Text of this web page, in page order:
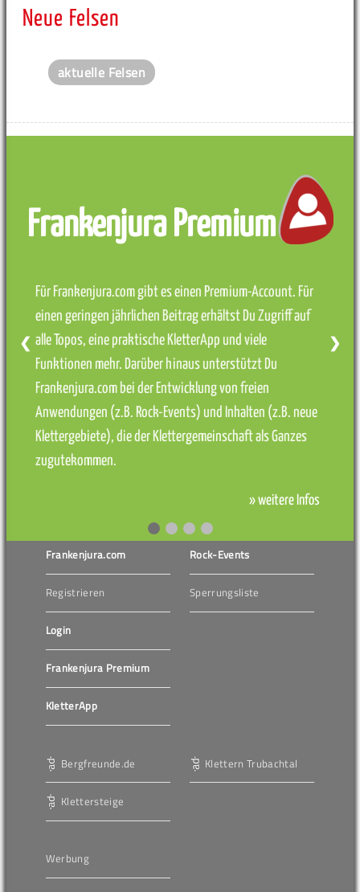
Neue Felsen
aktuelle Felsen
Frankenjura Premium
Für Frankenjura.com gibt es einen Premium-Account. Für
einen geringen jährlichen Beitrag erhältst Du Zugriff auf
alle Topos, eine praktische KletterApp und viele
Funktionen mehr. Darüber hinaus unterstützt Du
Frankenjura.com bei der Entwicklung von freien
Anwendungen (z.B. Rock-Events) und Inhalten (z.B. neue
Klettergebiete), die der Klettergemeinschaft als Ganzes
zugutekommen.
» weitere Infos
❮ ❯
Frankenjura.com
Registrieren
Login
Frankenjura Premium
KletterApp
Rock-Events
Sperrungsliste
Bergfreunde.de
Klettersteige
Klettern Trubachtal
Werbung